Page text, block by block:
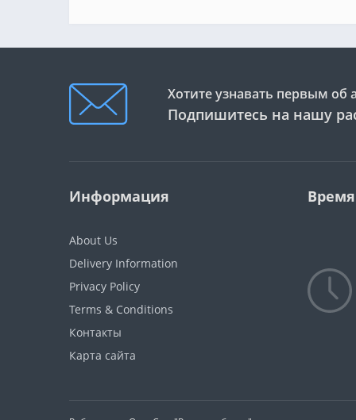
Хотите узнавать первым об
Подпишитесь на нашу
Информация
About Us
Delivery Information
Privacy Policy
Terms & Conditions
Контакты
Карта сайта